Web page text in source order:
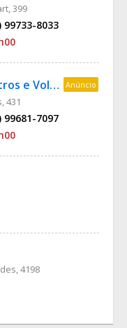
399
99733-8033
Velocar Velocímetros e Volantes Anúncio
431
99681-7097
4198